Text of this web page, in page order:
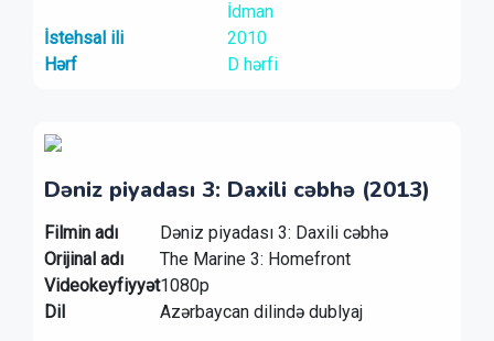
İdman
İstehsal ili
2010
Hərf
D hərfi
Dəniz piyadası 3: Daxili cəbhə (2013)
Filmin adı
Dəniz piyadası 3: Daxili cəbhə
Orijinal adı
The Marine 3: Homefront
Videokeyfiyyət1080p
Dil
Azərbaycan dilində dublyaj